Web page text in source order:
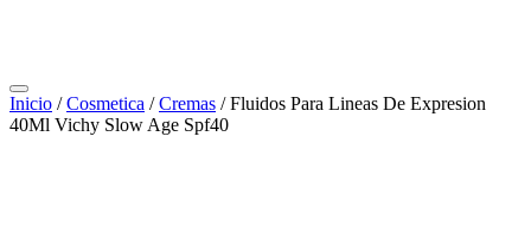
Inicio /Cosmetica /Cremas / Fluidos Para Lineas De Expresion
40Ml Vichy Slow Age Spf40